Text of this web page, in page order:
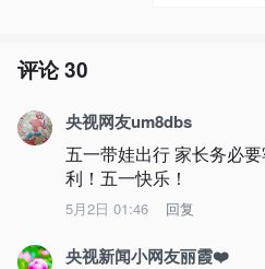
评论30
央视网友um8dbs
五一带娃出行 家长务必
利！五一快乐！
5月2日 01:46 回复
央视新闻小网友丽霞❤️